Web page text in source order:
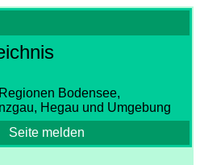
Bodensee,
Hegau und Umgebung
Seite melden